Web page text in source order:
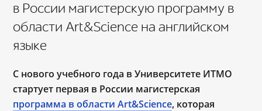
в России магистерскую программу в
области Art&Science на английском
языке
С нового учебного года в Университете ИТМО
стартует первая в России магистерская
программа в области Art&Science, которая